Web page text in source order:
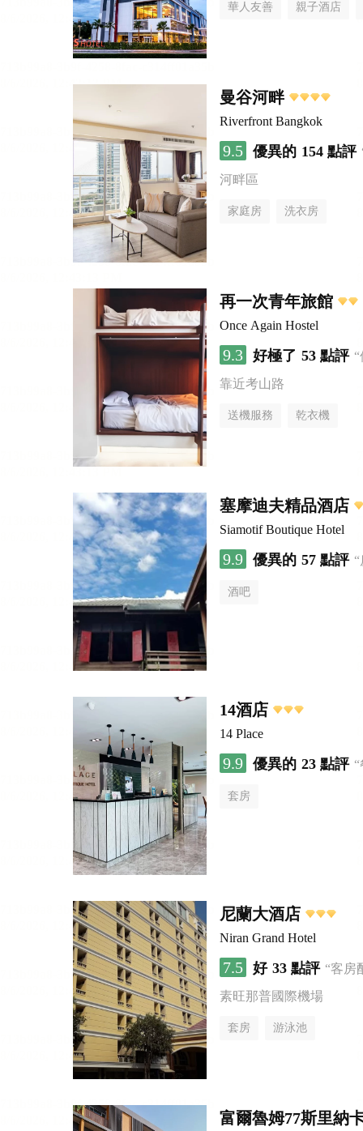
華人友善 親子酒店
曼谷河畔
Riverfront Bangkok
9.5 優異的 154 點評
河畔區
家庭房 洗衣房
再一次青年旅館
Once Again Hostel
9.3 好極了 53 點評
靠近考山路
送機服務 乾衣機
塞摩迪夫精品酒店
Siamotif Boutique Hotel
9.9 優異的 57 點評
酒吧
14酒店
14 Place
9.9 優異的 23 點評
套房
尼蘭大酒店
Niran Grand Hotel
7.5 好 33 點評 “客房
素旺那普國際機場
套房 游泳池
富爾魯姆77斯里納